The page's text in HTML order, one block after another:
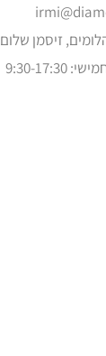
זיסמן שלום 1, רמת גן
17:30